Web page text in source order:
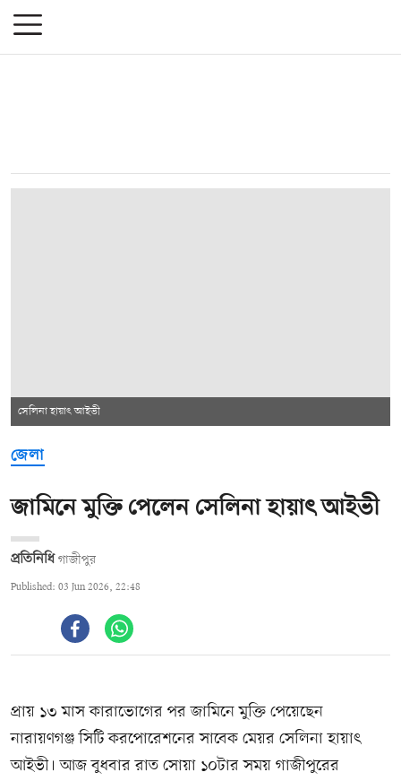
সেলিনা হায়াৎ আইভী
জেলা
জামিনে মুক্তি পেলেন সেলিনা হায়াৎ আইভী
প্রতিনিধি গাজীপুর
Published: 03 Jun 2026, 22:48
প্রায় ১৩ মাস কারাভোগের পর জামিনে মুক্তি পেয়েছেন
নারায়ণগঞ্জ সিটি করপোরেশনের সাবেক মেয়র সেলিনা হায়াৎ
আইভী। আজ বুধবার রাত সোয়া ১০টার সময় গাজীপুরের